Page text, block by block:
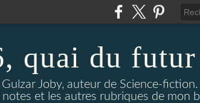
quai du futur
Joby, auteur de Science-
et les autres rubriques de mon